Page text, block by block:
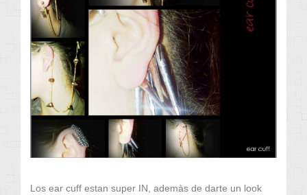
Los ear cuff estan super IN, ademàs de darte un look